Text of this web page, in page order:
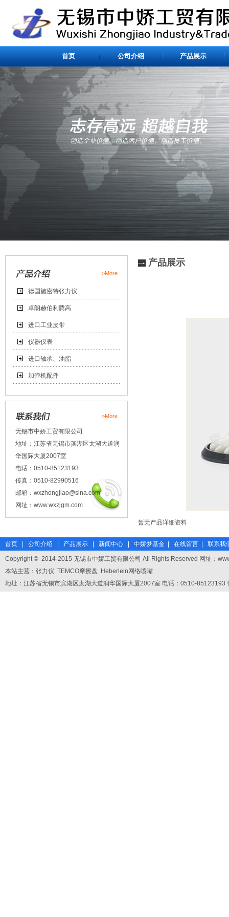
首页 公司介绍 产品展示
>More
德国施密特张力仪
卓朗赫伯利腾高
进口工业皮带
仪器仪表
进口轴承、油脂
加弹机配件
>More
无锡市中娇工贸有限公司
地址：江苏省无锡市滨湖区太湖大道润
华国际大厦2007室
电话：0510-85123193
传真：0510-82990516
邮箱：wxzhongjiao@sina.com
网址：www.wxzjgm.com
产品展示
暂无产品详细资料
首页 公司介绍 产品展示 新闻中心 中娇梦基金 在线留言 联系我
Copyright© 2014-2015 无锡市中娇工贸有限公司 All Rights Reserved 网址：
本站主营：张力仪 TEMCO摩擦盘 Heberlein网络喷嘴
地址：江苏省无锡市滨湖区太湖大道润华国际大厦2007室 电话：0510-